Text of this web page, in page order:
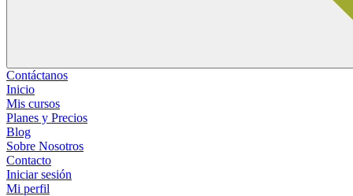
Contáctanos
Inicio
Mis cursos
Planes y Precios
Blog
Sobre Nosotros
Contacto
Iniciar sesión
Mi perfil